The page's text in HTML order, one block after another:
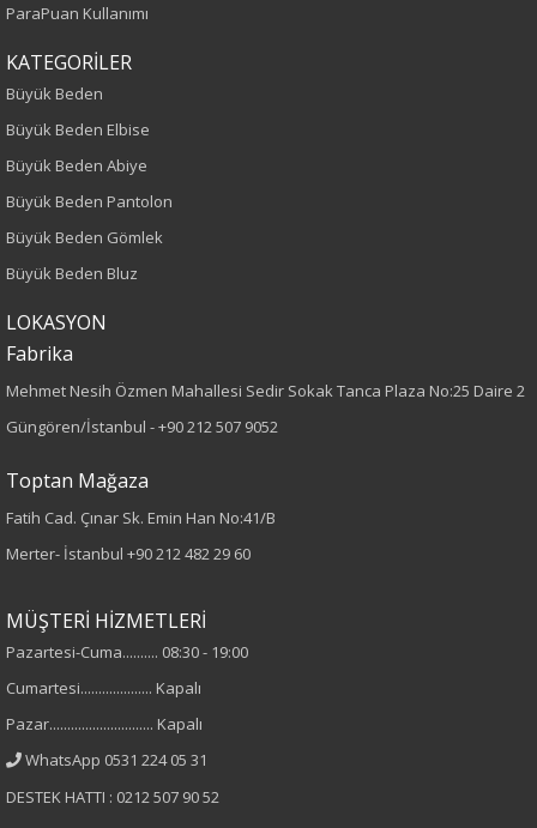
Boy
Paça Tipi
Boru Paça
Kumaş Tipi
Desen
Düz
Cinsiyet
Kol Tipi
ParaPuan Kullanımı
KATEGORİLER
Büyük Beden
Büyük Beden Elbise
Büyük Beden Abiye
Büyük Beden Pantolon
Büyük Beden Gömlek
Büyük Beden Bluz
LOKASYON
Fabrika
Mehmet Nesih Özmen Mahallesi Sedir Sokak Tanca Plaza No:25 Daire 2
Güngören/İstanbul -+90 212 507 9052
Toptan Mağaza
Fatih Cad. Çınar Sk. Emin Han No:41/B
Merter- İstanbul +90 212 482 29 60
MÜŞTERİ HİZMETLERİ
Pazartesi-Cuma.......... 08:30 - 19:00
Cumartesi.................... Kapalı
Pazar............................. Kapalı
WhatsApp 0531 224 05 31
DESTEK HATTI : 0212 507 90 52